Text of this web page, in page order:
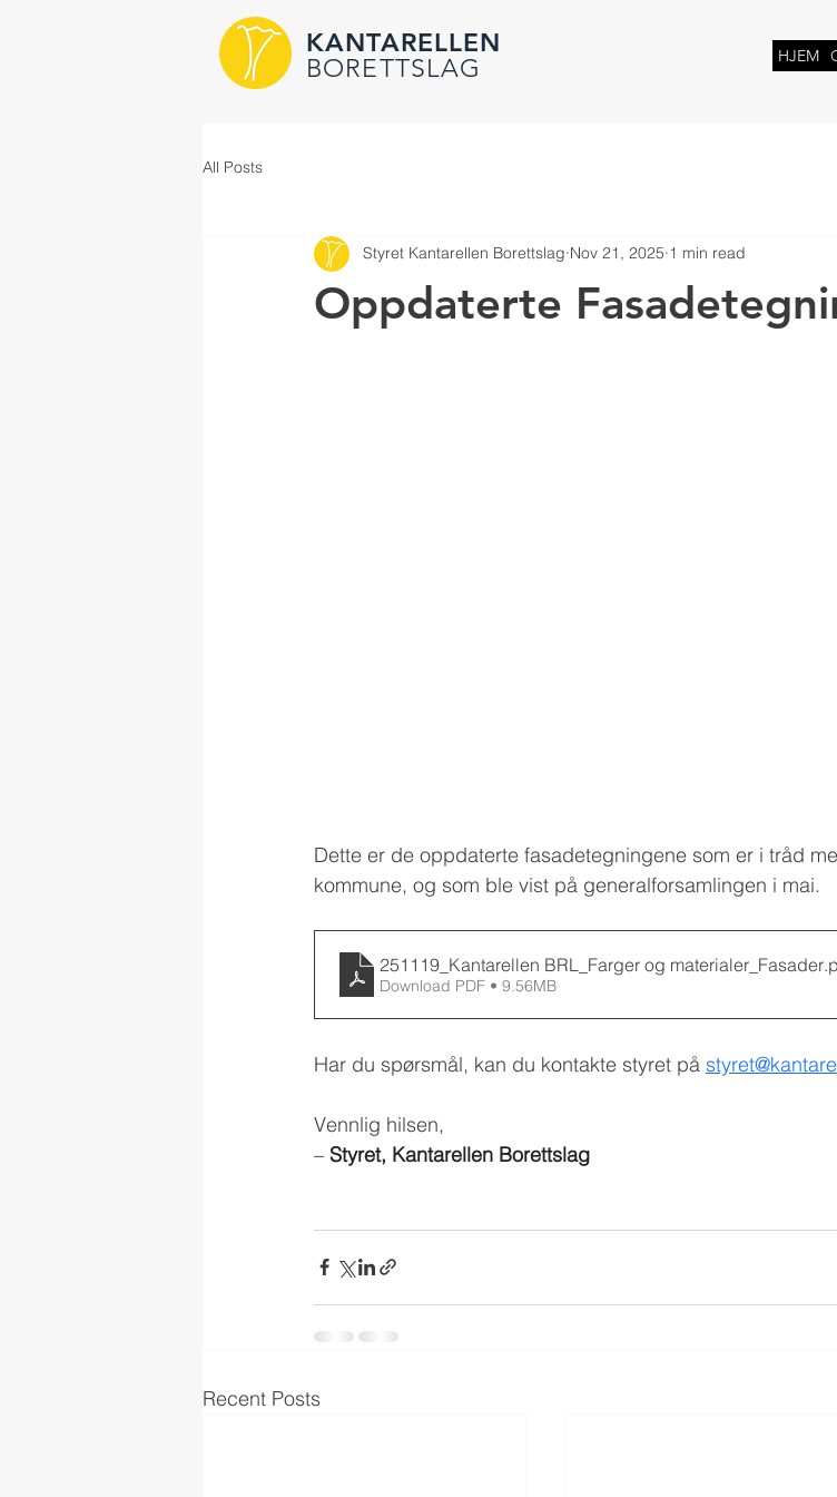
KANTARELLEN
BORETTSLAG HJEM
All Posts
Oppdaterte
Styret Kantarellen Borettslag Nov 21, 2025 1 min read
Dette er de oppdaterte fasadetegningene som er i tråd
kommune, og som ble vist på generalforsamlingen i mai.
251119_Kantarellen BRL_Farger og materialer_Fasader
Download PDF • 9.56MB
Har du spørsmål, kan du kontakte styret på
Vennlig hilsen,
– Styret, Kantarellen Borettslag
Recent Posts